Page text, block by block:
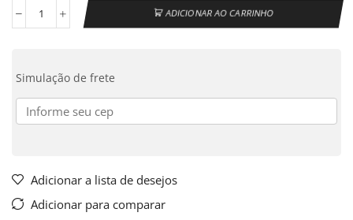
ADICIONAR AO CARRINHO
Simulação de frete
Adicionar a lista de desejos
Adicionar para comparar